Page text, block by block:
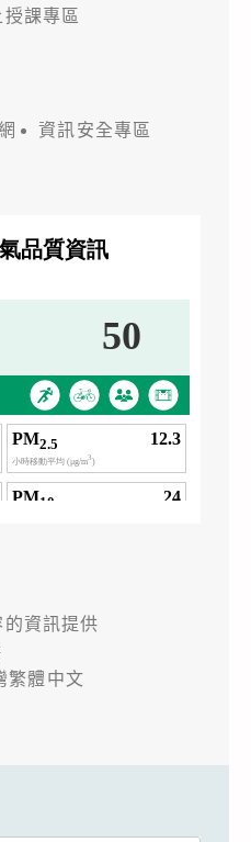
授課專區
資訊安全專區
資訊提供
繁體中文